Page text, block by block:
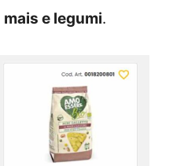
mais e legumi.